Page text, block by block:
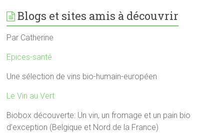
Blogs et sites amis à découvrir
Par Catherine
Epices-santé
Une sélection de vins bio-humain-européen
Le Vin au Vert
Biobox découverte: Un vin, un fromage et un pain bio
d’exception (Belgique et Nord de la France)